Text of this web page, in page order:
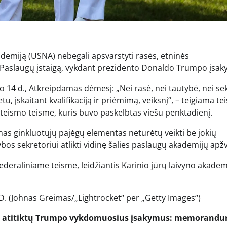
(USNA) nebegali apsvarstyti rasės, etninės
įstaigą, vykdant prezidento Donaldo Trumpo
d., Atkreipdamas dėmesį: „Nei rasė, nei tautybė, nei
įskaitant kvalifikaciją ir priėmimą, veiksnį“, – teigiama
teisme, kuris buvo paskelbtas viešu penktadienį.
ginkluotųjų pajėgų elementas neturėtų veikti be jokių
sekretoriui atlikti vidinę šalies paslaugų akademijų
teisme, leidžiantis Karinio jūrų laivyno
(Johnas Greimas/„Lightrocket“ per „Getty Images“)
Trumpo vykdomuosius įsakymus: